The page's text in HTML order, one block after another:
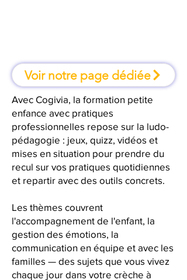
Voir notre page dédiée
Avec Cogivia, la formation petite
enfance avec pratiques
professionnelles repose sur la ludo-
pédagogie : jeux, quizz, vidéos et
mises en situation pour prendre du
recul sur vos pratiques quotidiennes
et repartir avec des outils concrets.
Les thèmes couvrent
l'accompagnement de l'enfant, la
gestion des émotions, la
communication en équipe et avec les
familles — des sujets que vous vivez
chaque jour dans votre crèche à